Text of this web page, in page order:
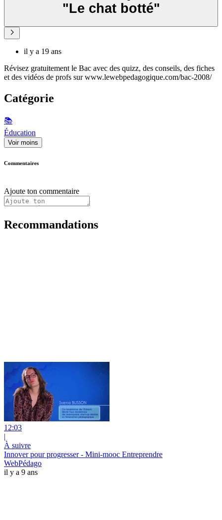
"Le chat botté"
il y a 19 ans
Révisez gratuitement le Bac avec des quizz, des conseils, des fiches
et des vidéos de profs sur www.lewebpedagogique.com/bac-2008/
Catégorie
📚
Éducation
Voir moins
Commentaires
Ajoute ton commentaire
Recommandations
12:03
|
À suivre
Innover pour progresser - Mini-mooc Entreprendre
WebPédago
il y a 9 ans